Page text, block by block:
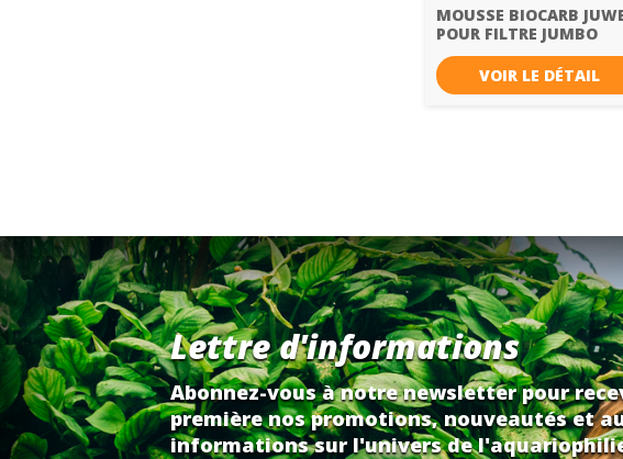
MOUSSE BIOCARB
POUR FILTRE JUMBO
VOIR LE DÉTAIL
Lettre d'informations
Abonnez-vous à notre newsletter pour
première nos promotions, nouveautés et
informations sur l'univers de